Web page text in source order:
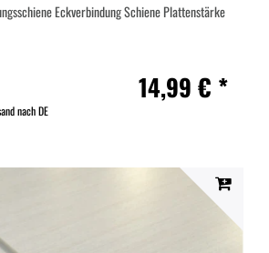
Eckverbindung Schiene Plattenstärke
14,99 € *
nach DE